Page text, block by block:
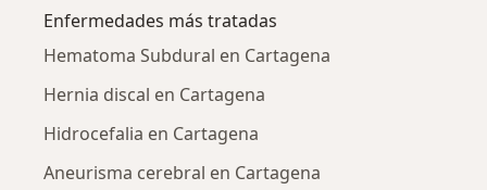
Enfermedades más tratadas
Hematoma Subdural en Cartagena
Hernia discal en Cartagena
Hidrocefalia en Cartagena
Aneurisma cerebral en Cartagena